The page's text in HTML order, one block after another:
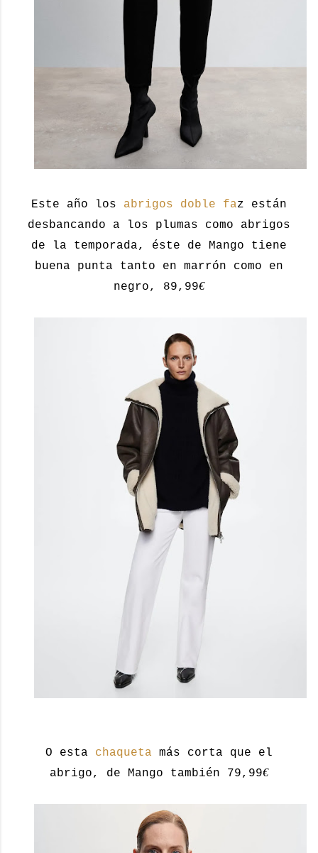
Este año los abrigos doble faz están
desbancando a los plumas como abrigos
de la temporada, éste de Mango tiene
buena punta tanto en marrón como en
negro, 89,99€
O esta chaqueta más corta que el
abrigo, de Mango también 79,99€